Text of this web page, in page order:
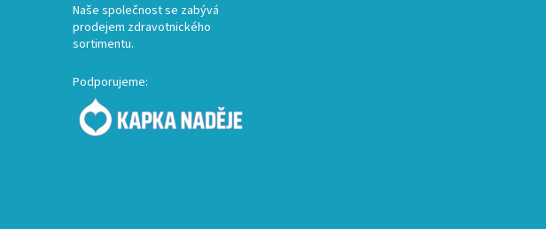
Naše společnost se zabývá
prodejem zdravotnického
sortimentu.
Podporujeme: